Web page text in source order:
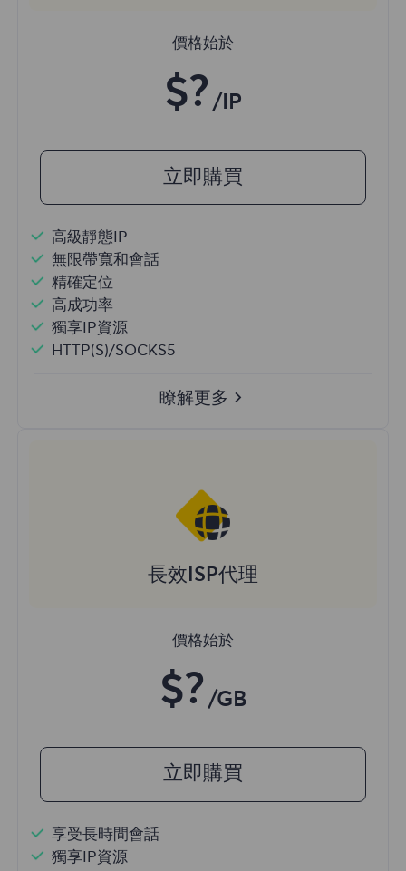
價格始於
$? /IP
立即購買
高級靜態IP
無限帶寬和會話
精確定位
高成功率
獨享IP資源
HTTP(S)/SOCKS5
瞭解更多
長效ISP代理
價格始於
$? /GB
立即購買
享受長時間會話
獨享IP資源